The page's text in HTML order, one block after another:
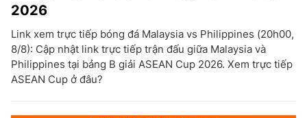
2026
Link xem trực tiếp bóng đá Malaysia vs Philippines (20h00,
8/8): Cập nhật link trực tiếp trận đấu giữa Malaysia và
Philippines tại bảng B giải ASEAN Cup 2026. Xem trực tiếp
ASEAN Cup ở đâu?